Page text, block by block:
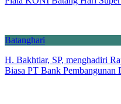
Batanghari
H. Bakhtiar, SP, menghadiri
Biasa PT Bank Pembangunan